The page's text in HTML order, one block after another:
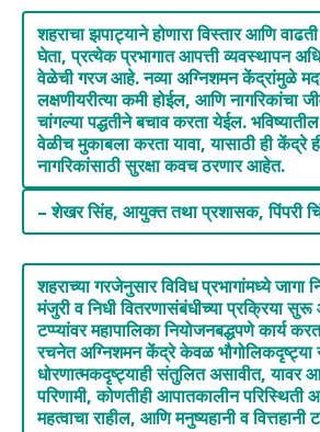
शहराचा झपाट्याने होणारा विस्तार आणि
घेता,प्रत्येक प्रभागात आपत्ती व्यवस्थापन
वेळेची गरज आहे. नव्या अग्निशमन केंद्रांमुळे
लक्षणीयरीत्या कमी होईल, आणि नागरिकांचा
चांगल्या पद्धतीने बचाव करता येईल.
वेळीच मुकाबला करता यावा,यासाठी ही
नागरिकांसाठी सुरक्षा कवच ठरणार आहेत.
– शेखर सिंह, आयुक्त तथा प्रशासक,पिंपरी
शहराच्या गरजेनुसार विविध प्रभागांमध्ये जागा
मंजुरी व निधी वितरणासंबंधीच्या प्रक्रिया
टप्प्यांवर महापालिका नियोजनबद्धपणे कार्य
रचनेत अग्निशमन केंद्रे केवळ भौगोलिकदृष्ट्या
धोरणात्मकदृष्ट्याही संतुलित असावीत,यावर
परिणामी,कोणतीही आपातकालीन परिस्थिती
महत्वाचा राहील, आणि मनुष्यहानी व वित्तहानी